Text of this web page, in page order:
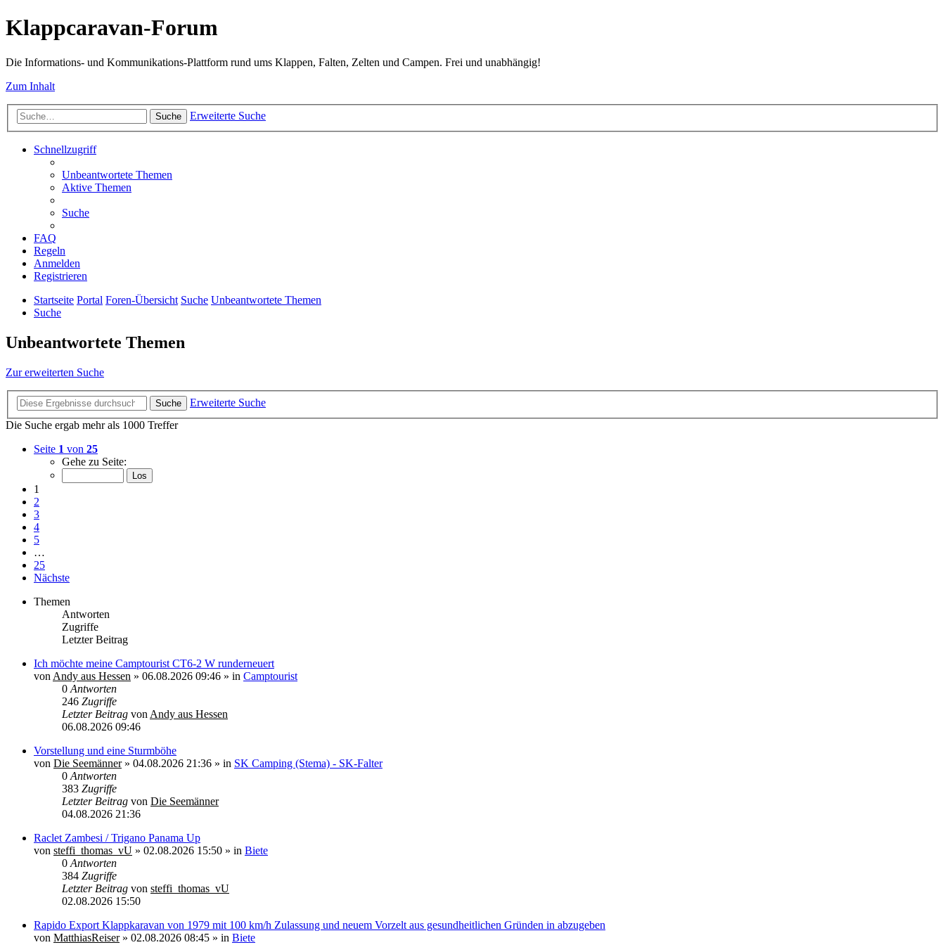
Klappcaravan-Forum
Die Informations- und Kommunikations-Plattform rund ums Klappen, Falten, Zelten und Campen. Frei und unabhängig!
Zum Inhalt
Suche Erweiterte Suche
Schnellzugriff
Unbeantwortete Themen
Aktive Themen
Suche
FAQ
Regeln
Anmelden
Registrieren
Startseite Portal Foren-Übersicht Suche Unbeantwortete Themen
Suche
Unbeantwortete Themen
Zur erweiterten Suche
Suche
Erweiterte Suche
Die Suche ergab mehr als 1000 Treffer
Seite 1 von 25
Gehe zu Seite:
1
2
3
4
5
…
25
Nächste
Themen
Antworten
Zugriffe
Letzter Beitrag
Ich möchte meine Camptourist CT6-2 W runderneuert
von Andy aus Hessen » 06.08.2026 09:46 » in Camptourist
0 Antworten
246 Zugriffe
Letzter Beitrag von Andy aus Hessen
06.08.2026 09:46
Vorstellung und eine Sturmböhe
von Die Seemänner» 04.08.2026 21:36 » in SK Camping (Stema) - SK-Falter
0 Antworten
383 Zugriffe
Letzter Beitrag von Die Seemänner
04.08.2026 21:36
Raclet Zambesi / Trigano Panama Up
von steffi_thomas_vU » 02.08.2026 15:50 » in Biete
0 Antworten
384 Zugriffe
Letzter Beitrag von steffi_thomas_vU
02.08.2026 15:50
Rapido Export Klappkaravan von 1979 mit 100 km/h Zulassung und neuem Vorzelt aus gesundheitlichen Gründen in abzugeben
von MatthiasReiser» 02.08.2026 08:45 » in Biete